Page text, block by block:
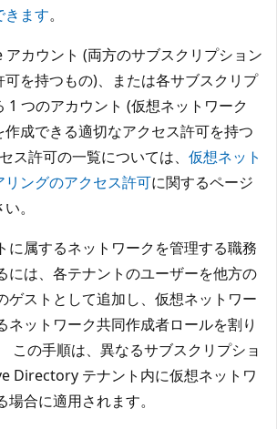
きます。
アカウント (両方のサブスクリプション
可を持つもの)、または各サブスクリプ
1 つのアカウント (仮想ネットワーク
作成できる適切なアクセス許可を持つ
ス許可の一覧については、 仮想ネット
リングのアクセス許可に関するページ
。
に属するネットワークを管理する職務
には、各テナントのユーザーを他方の
ゲストとして追加し、仮想ネットワー
ネットワーク共同作成者ロールを割り
この手順は、異なるサブスクリプショ
Directory テナント内に仮想ネットワ
場合に適用されます。